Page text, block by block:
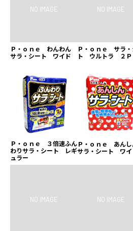
Ｐ・ｏｎｅ わんわん
サラ・シート ワイド
Ｐ・ｏｎｅ サラ・
ト ウルトラ ２Ｐ
Ｐ・ｏｎｅ ３倍速ふん
わりサラ・シート レギ
ュラー
Ｐ・ｏｎｅ あん
サラ・シート ワイ